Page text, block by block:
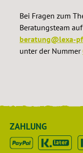
Bei Fragen zum
Beratungsteam
beratung@lexa-
unter der Nummer
ZAHLUNG